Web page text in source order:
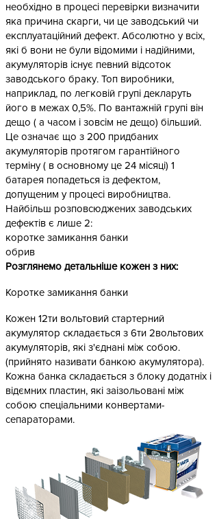
необхідно в процесі перевірки визначити
яка причина скарги, чи це заводський чи
експлуатаційний дефект. Абсолютно у всіх,
які б вони не були відомими і надійними,
акумуляторів існує певний відсоток
заводського браку. Топ виробники,
наприклад, по легковій групі декларуть
його в межах 0,5%. По вантажній групі він
дещо ( а часом і зовсім не дещо) більший.
Це означає що з 200 придбаних
акумуляторів протягом гарантійного
терміну ( в основному це 24 місяці) 1
батарея попадеться із дефектом,
допущеним у процесі виробництва.
Найбільш розповсюджених заводських
дефектів є лише 2:
коротке замикання банки
обрив
Розглянемо детальніше кожен з них:
Коротке замикання банки
Кожен 12ти вольтовий стартерний
акумулятор складається з 6ти 2вольтових
акумуляторів, які з'єднані між собою.
(прийнято називати банкою акумулятора).
Кожна банка складається з блоку додатніх і
відємних пластин, які заізольовані між
собою спеціальними конвертами-
сепараторами.